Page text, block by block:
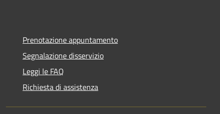
Prenotazione appuntamento
Segnalazione disservizio
Leggi le FAQ
Richiesta di assistenza